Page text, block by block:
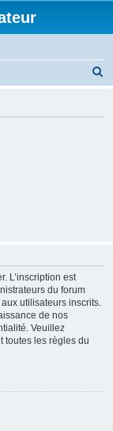
L’inscription est
du forum
utilisateurs inscrits.
de nos
Veuillez
toutes les règles du